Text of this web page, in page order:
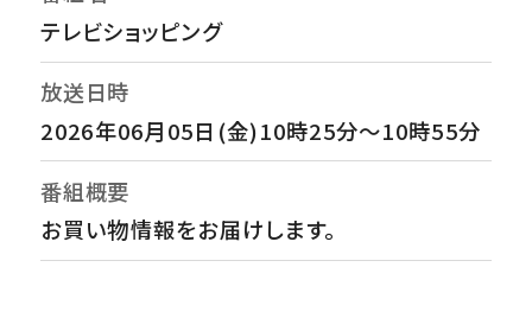
テレビショッピング
放送日時
2026年06月05日(金)10時25分～10時55分
番組概要
お買い物情報をお届けします。